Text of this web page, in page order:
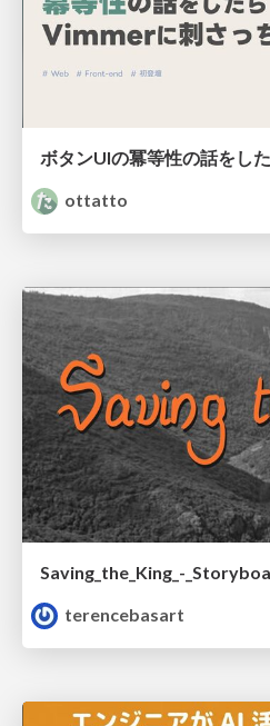
ottatto
Saving_the_King_-
terencebasart